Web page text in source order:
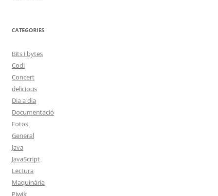
CATEGORIES
Bits i bytes
Codi
Concert
delicious
Dia a dia
Documentació
Fotos
General
Java
JavaScript
Lectura
Maquinària
Piwik